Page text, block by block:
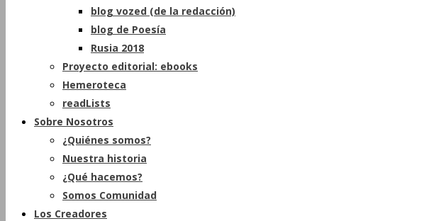
blog vozed (de la redacción)
blog de Poesía
Rusia 2018
Proyecto editorial: ebooks
Hemeroteca
readLists
Sobre Nosotros
¿Quiénes somos?
Nuestra historia
¿Qué hacemos?
Somos Comunidad
Los Creadores